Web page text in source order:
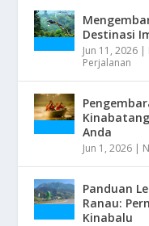
Destinasi
Jun 11, 2026 |
Perjalanan
Anda
Jun 1, 2026 |
Panduan
Ranau:
Kinabalu